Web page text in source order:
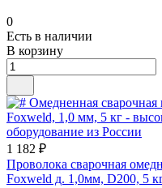
0
Есть в наличии
В корзину
1 182 ₽
Проволока сварочная
Foxweld д. 1,0мм, D200, 5